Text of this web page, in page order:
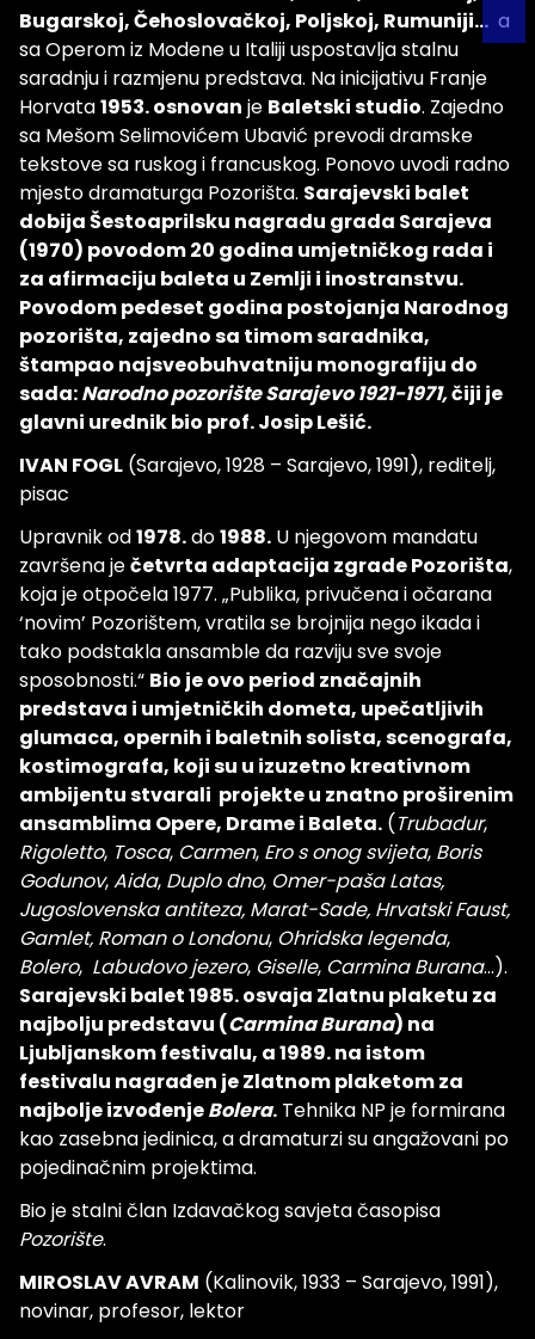
Bugarskoj, Čehoslovačkoj, Poljskoj, Rumuniji... a
sa Operom iz Modene u Italiji uspostavlja stalnu
saradnju i razmjenu predstava. Na inicijativu Franje
Horvata1953. osnovan je Baletski studio. Zajedno
sa Mešom Selimovićem Ubavić prevodi dramske
tekstove sa ruskog i francuskog. Ponovo uvodi radno
mjesto dramaturga Pozorišta. Sarajevski balet
dobija Šestoaprilsku nagradu grada Sarajeva
(1970) povodom 20 godina umjetničkog rada i
za afirmaciju baleta u Zemlji i inostranstvu.
Povodom pedeset godina postojanja Narodnog
pozorišta, zajedno sa timom saradnika,
štampao najsveobuhvatniju monografiju do
sada:Narodno pozorište Sarajevo 1921-1971,čiji je
glavni urednik bio prof. Josip Lešić.
IVAN FOGL (Sarajevo, 1928 – Sarajevo, 1991), reditelj,
pisac
Upravnik od1978.do1988. U njegovom mandatu
završena ječetvrta adaptacija zgrade Pozorišta,
koja je otpočela 1977. „Publika, privučena i očarana
‘novim’ Pozorištem, vratila se brojnija nego ikada i
tako podstakla ansamble da razviju sve svoje
sposobnosti.“ Bio je ovo period značajnih
predstava i umjetničkih dometa, upečatljivih
glumaca, opernih i baletnih solista, scenografa,
kostimografa, koji su u izuzetno kreativnom
ambijentu stvarali projekte u znatno proširenim
ansamblima Opere, Drame i Baleta. (Trubadur,
Rigoletto, Tosca, Carmen, Ero s onog svijeta, Boris
Godunov,Aida, Duplo dno, Omer-paša Latas,
Jugoslovenska antiteza, Marat-Sade, Hrvatski Faust,
Gamlet, Roman o Londonu, Ohridska legenda,
Bolero, Labudovo jezero, Giselle, Carmina Burana...).
Sarajevski balet 1985. osvaja Zlatnu plaketu za
najbolju predstavu (Carmina Burana) na
Ljubljanskom festivalu, a 1989. na istom
festivalu nagrađen je Zlatnom plaketom za
najbolje izvođenjeBolera. Tehnika NP je formirana
kao zasebna jedinica, a dramaturzi su angažovani po
pojedinačnim projektima.
Bio je stalni član Izdavačkog savjeta časopisa
Pozorište.
MIROSLAV AVRAM (Kalinovik, 1933 – Sarajevo, 1991),
novinar, profesor, lektor